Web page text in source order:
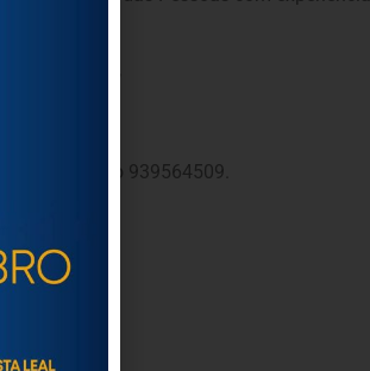
(
telefónico 939564509.